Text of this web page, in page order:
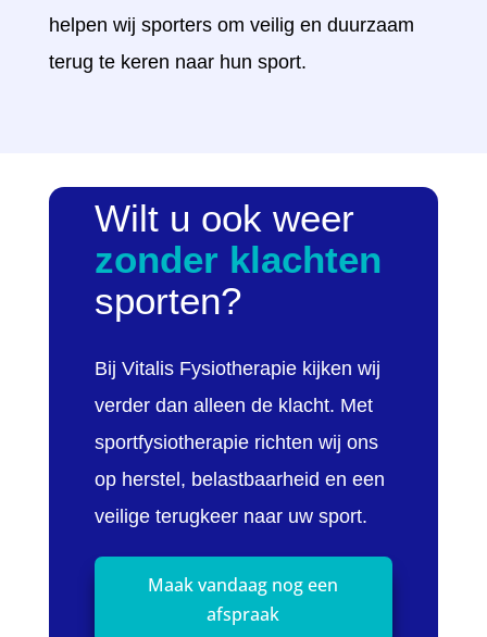
helpen wij sporters om veilig en duurzaam
terug te keren naar hun sport.
Wilt u ook weer
zonder klachten
sporten?
Bij Vitalis Fysiotherapie kijken wij
verder dan alleen de klacht. Met
sportfysiotherapie richten wij ons
op herstel, belastbaarheid en een
veilige terugkeer naar uw sport.
Maak vandaag nog een
afspraak